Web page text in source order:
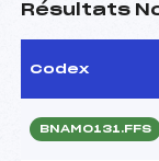
Résultats
Codex
BNAM0131.FFS